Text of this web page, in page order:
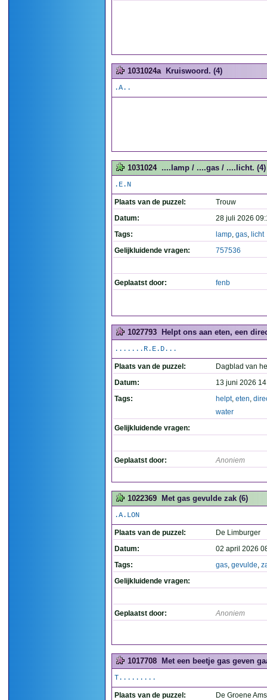
1031024a Kruiswoord. (4)
.A..
1031024 ....lamp / ....gas / ....licht. (4)
.E.N
Plaats van de puzzel:
Trouw
Datum:
28 juli 2026
Tags:
lamp, gas, licht
Gelijkluidende vragen:
757536
Geplaatst door: fenb
1027793 Helpt ons aan eten, een
.......R.E.D...
Plaats van de puzzel:
Dagblad van
Datum:
13 juni 2026
Tags:
helpt, eten,
water
Gelijkluidende vragen:
Geplaatst door: Anoniem
1022369 Met gas gevulde zak (6)
.A.LON
Plaats van de puzzel:
De Limburger
Datum:
02 april 2026
Tags:
gas, gevulde,
Gelijkluidende vragen:
Geplaatst door: Anoniem
1017708 Met een beetje gas geven
T.........
Plaats van de puzzel:
De Groene